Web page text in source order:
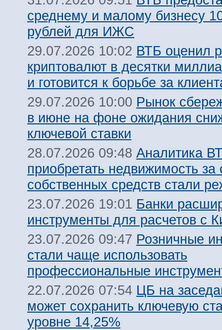
среднему и малому бизнесу
рублей для ИЖС
29.07.2026 10:02 ВТБ оценил
криптовалют в десятки
и готовится к борьбе за
29.07.2026 10:00 Рынок
в июне на фоне ожидания
ключевой ставки
28.07.2026 09:48 Аналитика
приобретать недвижимость за
собственных средств стали
23.07.2026 19:01 Банки
инструменты для расчетов с
23.07.2026 09:47 Розничные
стали чаще использовать
профессиональные
22.07.2026 07:54 ЦБ на
может сохранить ключевую
уровне 14,25%